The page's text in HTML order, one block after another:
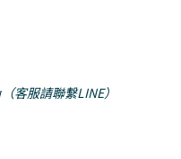
（客服請聯繫LINE）